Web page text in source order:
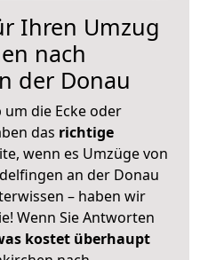
Ihren Umzug
nach
der Donau
um die Ecke oder
das richtige
wenn es Umzüge von
an der Donau
– haben wir
Wenn Sie Antworten
kostet überhaupt